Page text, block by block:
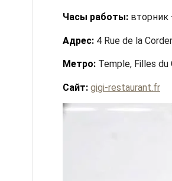
Часы работы: вторник
Адрес: 4 Rue de la
Метро: Temple, Filles du
Сайт: gigi-restaurant.fr